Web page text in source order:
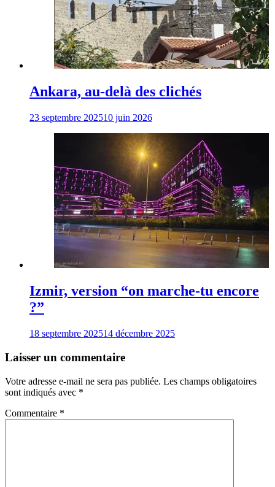
Ankara, au-delà des clichés
23 septembre 202510 juin 2026
Izmir, version “on marche-tu encore
?”
18 septembre 202514 décembre 2025
Laisser un commentaire
Votre adresse e-mail ne sera pas publiée. Les champs obligatoires
sont indiqués avec *
Commentaire *